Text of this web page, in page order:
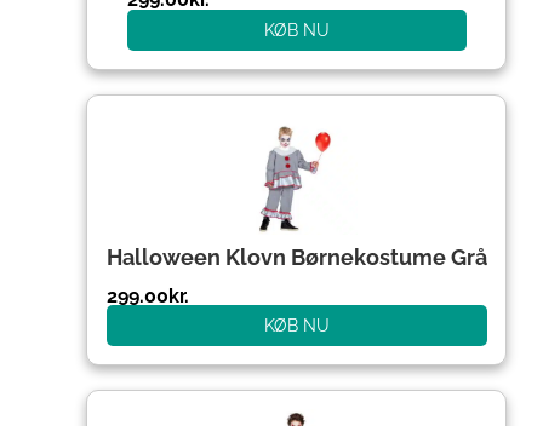
KØB NU
Halloween Klovn Børnekostume Grå
299.00kr.
KØB NU